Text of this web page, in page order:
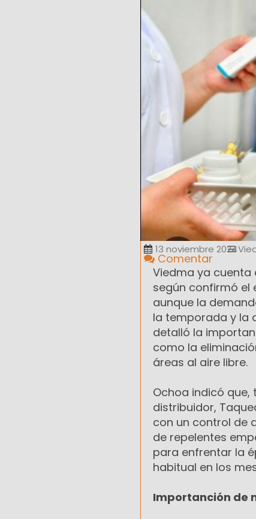
13 noviembre 2024
Comentar
Viedma ya cuenta
según confirmó el
aunque la
la temporada y la
detalló la
como la
áreas al aire libre.
Ochoa indicó
distribuidor,
con un control de
de repelentes
para enfrentar la
habitual en los
Importanción de